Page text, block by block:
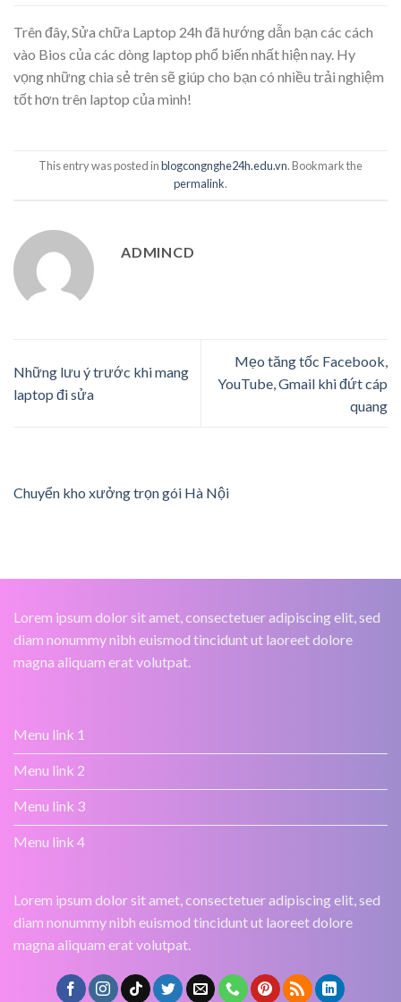
Trên đây, Sửa chữa Laptop 24h đã hướng dẫn bạn các cách
vào Bios của các dòng laptop phổ biến nhất hiện nay. Hy
vọng những chia sẻ trên sẽ giúp cho bạn có nhiều trải nghiệm
tốt hơn trên laptop của mình!
This entry was posted inblogcongnghe24h.edu.vn. Bookmark the
permalink.
ADMINCD
Những lưu ý trước khi mang
laptop đi sửa
Mẹo tăng tốc Facebook,
YouTube, Gmail khi đứt cáp
quang
Chuyển kho xưởng trọn gói Hà Nội
Lorem ipsum dolor sit amet, consectetuer adipiscing elit, sed
diam nonummy nibh euismod tincidunt ut laoreet dolore
magna aliquam erat volutpat.
Menu link 1
Menu link 2
Menu link 3
Menu link 4
Lorem ipsum dolor sit amet, consectetuer adipiscing elit, sed
diam nonummy nibh euismod tincidunt ut laoreet dolore
magna aliquam erat volutpat.